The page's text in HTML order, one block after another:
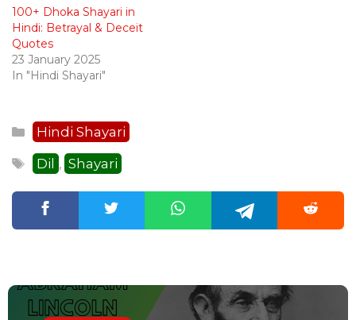
100+ Dhoka Shayari in
Hindi: Betrayal & Deceit
Quotes
23 January 2025
In "Hindi Shayari"
Categories
Hindi Shayari
Tags
Dil , Shayari